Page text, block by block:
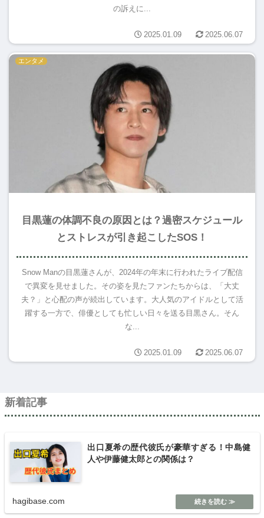
の訴えに...
2025.01.09 2025.06.07
エンタメ
目黒蓮の体調不良の原因とは？過密スケジュール
とストレスが引き起こしたSOS！
Snow Manの目黒蓮さんが、2024年の年末に行われたライブ配信
で異変を見せました。その姿を見たファンたちからは、「大丈
夫？」と心配の声が続出しています。大人気のアイドルとして活
躍する一方で、俳優としても忙しい日々を送る目黒さん。そん
な...
2025.01.09 2025.06.07
新着記事
出口夏希の歴代彼氏が豪華すぎる！中島健
人や伊藤健太郎との関係は？
hagibase.com